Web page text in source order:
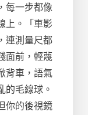
每一步都像
上。「車影
連測量尺都
面前，輕蔑
背車，語氣
的毛線球。
你的後視鏡